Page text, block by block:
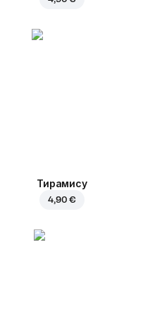
Тирамису
4,90 €